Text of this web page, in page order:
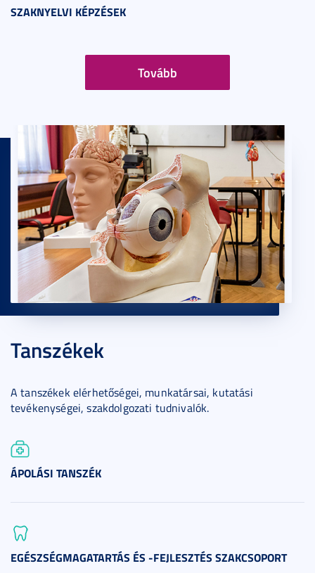
SZAKNYELVI KÉPZÉSEK
Tovább
Tanszékek
A tanszékek elérhetőségei, munkatársai, kutatási
tevékenységei, szakdolgozati tudnivalók.
ÁPOLÁSI TANSZÉK
EGÉSZSÉGMAGATARTÁS ÉS -FEJLESZTÉS SZAKCSOPORT